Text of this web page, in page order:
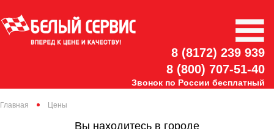
8 (8172) 239 939
8 (800) 707-51-40
Звонок по России бесплатный
Главная Цены
Вы находитесь в городе